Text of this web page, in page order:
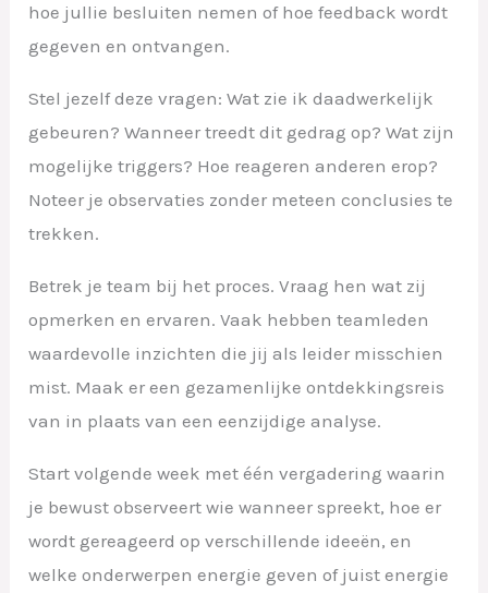
hoe jullie besluiten nemen of hoe feedback wordt
gegeven en ontvangen.
Stel jezelf deze vragen: Wat zie ik daadwerkelijk
gebeuren? Wanneer treedt dit gedrag op? Wat zijn
mogelijke triggers? Hoe reageren anderen erop?
Noteer je observaties zonder meteen conclusies te
trekken.
Betrek je team bij het proces. Vraag hen wat zij
opmerken en ervaren. Vaak hebben teamleden
waardevolle inzichten die jij als leider misschien
mist. Maak er een gezamenlijke ontdekkingsreis
van in plaats van een eenzijdige analyse.
Start volgende week met één vergadering waarin
je bewust observeert wie wanneer spreekt, hoe er
wordt gereageerd op verschillende ideeën, en
welke onderwerpen energie geven of juist energie